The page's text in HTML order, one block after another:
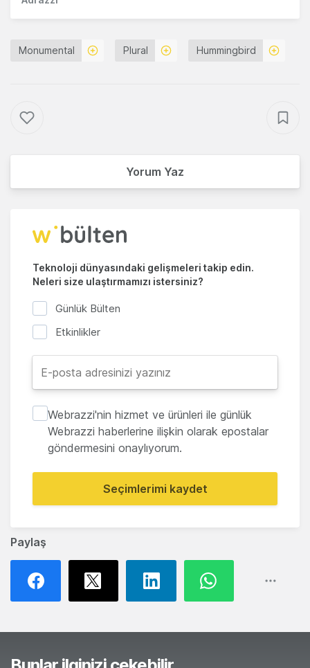
Paylaş
Monumental Plural Hummingbird
Yorum Yaz
Teknoloji dünyasındaki gelişmeleri takip edin.
Neleri size ulaştırmamızı istersiniz?
Günlük Bülten
Etkinlikler
Webrazzi'nin hizmet ve ürünleri ile günlük
Webrazzi haberlerine ilişkin olarak epostalar
göndermesini onaylıyorum.
Seçimlerimi kaydet